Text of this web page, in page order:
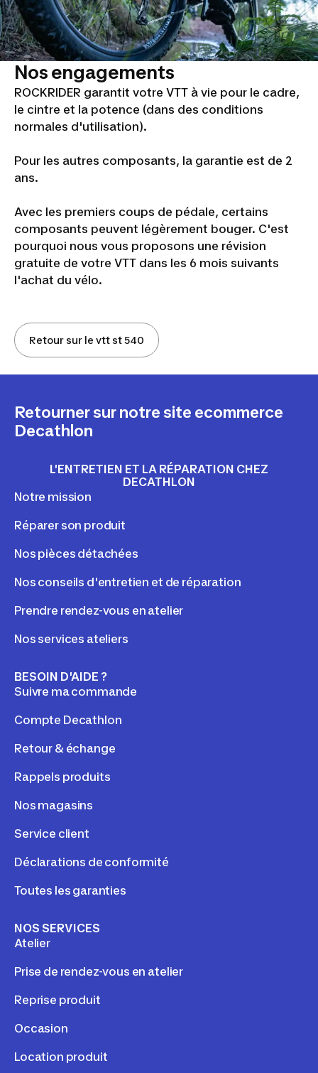
Nos engagements
ROCKRIDER garantit votre VTT à vie pour le cadre,
le cintre et la potence (dans des conditions
normales d'utilisation).
Pour les autres composants, la garantie est de 2
ans.
Avec les premiers coups de pédale, certains
composants peuvent légèrement bouger. C'est
pourquoi nous vous proposons une révision
gratuite de votre VTT dans les 6 mois suivants
l'achat du vélo.
Retour sur le vtt st 540
Retourner sur notre site ecommerce
Decathlon
L'ENTRETIEN ET LA RÉPARATION CHEZ
DECATHLON
Notre mission
Réparer son produit
Nos pièces détachées
Nos conseils d'entretien et de réparation
Prendre rendez-vous en atelier
Nos services ateliers
BESOIN D'AIDE ?
Suivre ma commande
Compte Decathlon
Retour & échange
Rappels produits
Nos magasins
Service client
Déclarations de conformité
Toutes les garanties
NOS SERVICES
Atelier
Prise de rendez-vous en atelier
Reprise produit
Occasion
Location produit